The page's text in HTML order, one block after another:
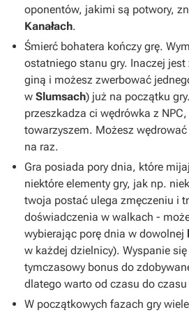
oponentów, jakimi są potwory,
Kanałach.
Śmierć bohatera kończy grę.
ostatniego stanu gry. Inaczej
giną i możesz zwerbować
w Slumsach) już na początku
przeszkadza ci wędrówka z
towarzyszem. Możesz
na raz.
Gra posiada pory dnia, które
niektóre elementy gry, jak np.
twoja postać ulega zmęczeniu i
doświadczenia w walkach -
wybierając porę dnia w dowolnej
w każdej dzielnicy). Wyspanie
tymczasowy bonus do
dlatego warto od czasu do czasu
W początkowych fazach gry